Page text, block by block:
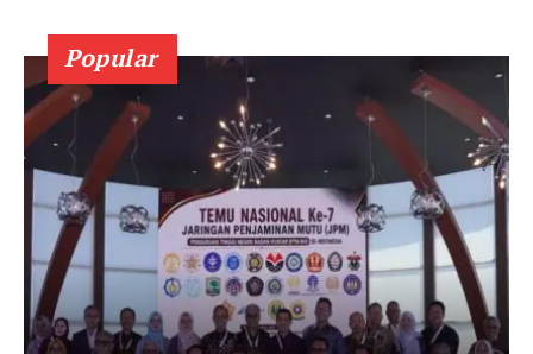
Popular